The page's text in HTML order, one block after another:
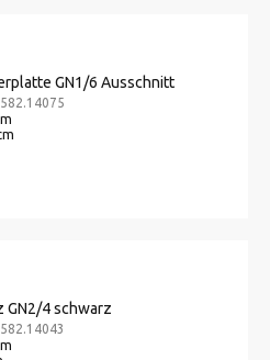
GN1/6 Ausschnitt
GN2/4 schwarz